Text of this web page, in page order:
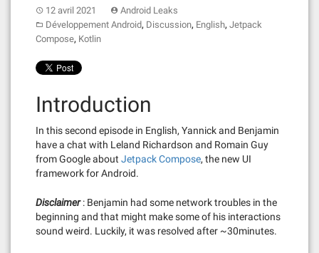
12 avril 2021
Android Leaks
Développement Android, Discussion, English, Jetpack
Compose, Kotlin
Introduction
In this second episode in English, Yannick and Benjamin
have a chat with Leland Richardson and Romain Guy
from Google about Jetpack Compose, the new UI
framework for Android.
Disclaimer: Benjamin had some network troubles in the
beginning and that might make some of his interactions
sound weird. Luckily, it was resolved after ~30minutes.